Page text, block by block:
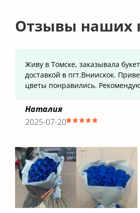
Отзывы наших
Живу в Томске, заказывала
доставкой в пгт.Вниискок.
цветы понравились.
Наталия
2025-07-20